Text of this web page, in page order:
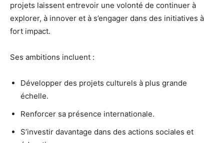
projets laissent entrevoir une volonté de continuer à
explorer, à innover et à s’engager dans des initiatives à
fort impact.
Ses ambitions incluent :
Développer des projets culturels à plus grande
échelle.
Renforcer sa présence internationale.
S’investir davantage dans des actions sociales et